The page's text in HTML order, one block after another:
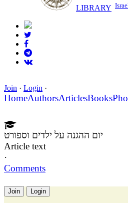
LIBRARY
Join · Login ·
HomeAuthorsArticlesBooks
יום ההגנה על ילדים וספורט
Article text
·
Comments
Join Login